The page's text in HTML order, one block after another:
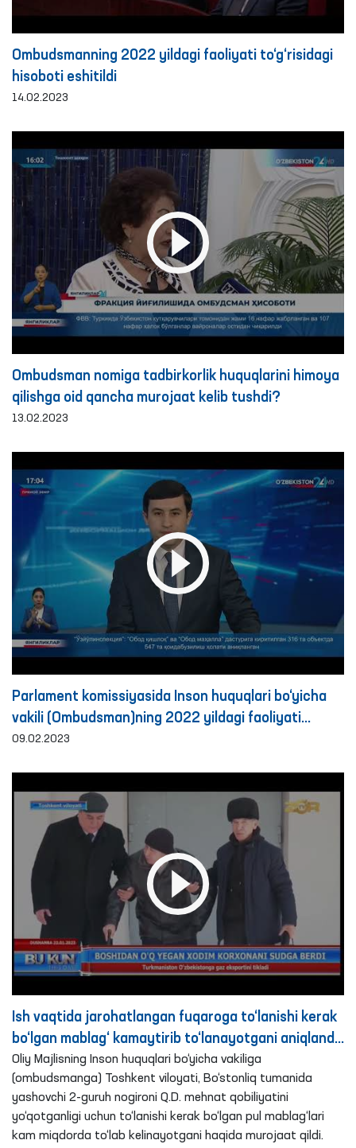
Ombudsmanning 2022 yildagi faoliyati to‘g‘risidagi
hisoboti eshitildi
14.02.2023
Ombudsman nomiga tadbirkorlik huquqlarini himoya
qilishga oid qancha murojaat kelib tushdi?
13.02.2023
Parlament komissiyasida Inson huquqlari bo‘yicha
vakili (Ombudsman)ning 2022 yildagi faoliyati
bo‘yicha axboroti eshitildi
09.02.2023
Ish vaqtida jarohatlangan fuqaroga to‘lanishi kerak
bo‘lgan mablag‘ kamaytirib to‘lanayotgani aniqlandi
- Ombudsman
Oliy Majlisning Inson huquqlari bo‘yicha vakiliga
(ombudsmanga) Toshkent viloyati, Bo‘stonliq tumanida
yashovchi 2-guruh nogironi Q.D. mehnat qobiliyatini
yo‘qotganligi uchun to‘lanishi kerak bo‘lgan pul mablag‘lari
kam miqdorda to‘lab kelinayotgani haqida murojaat qildi.